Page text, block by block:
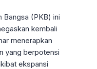
Bangsa (PKB) ini
kembali
menerapkan
yang berpotensi
ekspansi